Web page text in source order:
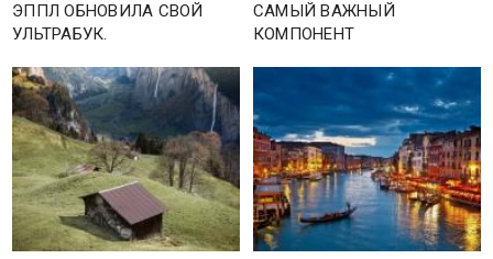
ЭППЛ ОБНОВИЛА СВОЙ
УЛЬТРАБУК.
САМЫЙ ВАЖНЫЙ
КОМПОНЕНТ